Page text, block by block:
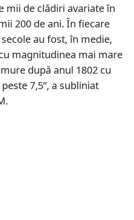
mii de clădiri avariate în
200 de ani. În fiecare
au fost, în medie,
magnitudinea mai mare
după anul 1802 cu
7,5”, a subliniat